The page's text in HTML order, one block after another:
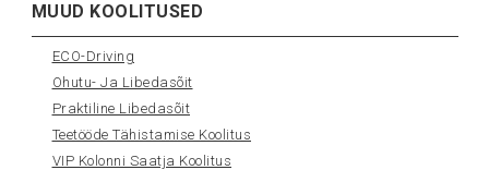
MUUD KOOLITUSED
ECO-Driving
Ohutu- Ja Libedasõit
Praktiline Libedasõit
Teetööde Tähistamise Koolitus
VIP Kolonni Saatja Koolitus